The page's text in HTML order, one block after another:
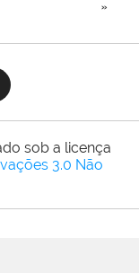
»
sob a licença
3.0 Não